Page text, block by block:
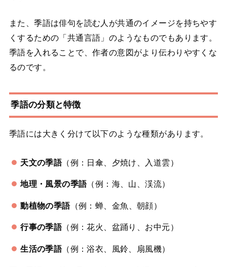
また、季語は俳句を読む人が共通のイメージを持ちやす
くするための「共通言語」のようなものでもあります。
季語を入れることで、作者の意図がより伝わりやすくな
るのです。
季語の分類と特徴
季語には大きく分けて以下のような種類があります。
天文の季語（例：日傘、夕焼け、入道雲）
地理・風景の季語（例：海、山、渓流）
動植物の季語（例：蝉、金魚、朝顔）
行事の季語（例：花火、盆踊り、お中元）
生活の季語（例：浴衣、風鈴、扇風機）